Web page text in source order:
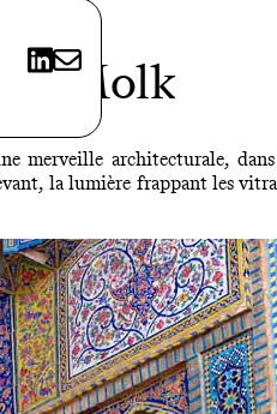
X LinkedIn
E-mail
ol-Molk
merveille architecturale,
la lumière frappant les